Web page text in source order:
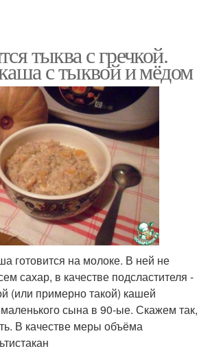
тыква с гречкой.
с тыквой и мёдом
готовится на молоке. В ней не
сахар, в качестве подсластителя -
(или примерно такой) кашей
сына в 90-ые. Скажем так,
В качестве меры объёма